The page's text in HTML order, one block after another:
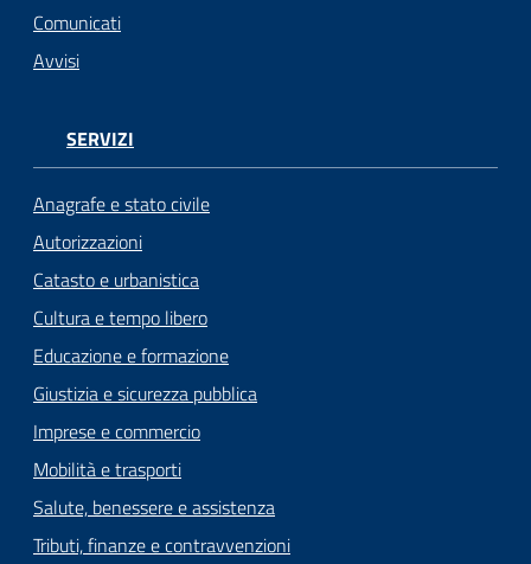
Comunicati
Avvisi
SERVIZI
Anagrafe e stato civile
Autorizzazioni
Catasto e urbanistica
Cultura e tempo libero
Educazione e formazione
Giustizia e sicurezza pubblica
Imprese e commercio
Mobilità e trasporti
Salute, benessere e assistenza
Tributi, finanze e contravvenzioni